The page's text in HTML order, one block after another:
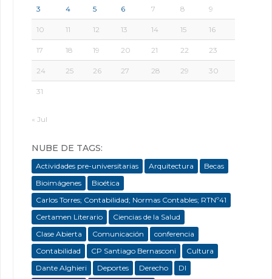
3 4 5 6 7 8 9
10 11 12 13 14 15 16
17 18 19 20 21 22 23
24 25 26 27 28 29 30
31
« Jul
NUBE DE TAGS:
Actividades pre-universitarias Arquitectura
Becas
Bioimágenes
Bioética
Carlos Torres; Contabilidad; Normas Contables; RTNº41
Certamen Literario
Ciencias de la Salud
Clase Abierta
Comunicación
conferencia
Contabilidad
CP Santiago Bernasconi
Cultura
Dante Alghieri
Deportes Derecho
DI